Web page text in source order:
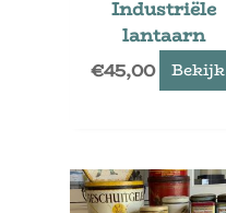
Industriële
lantaarn
€45,00 Bekijk